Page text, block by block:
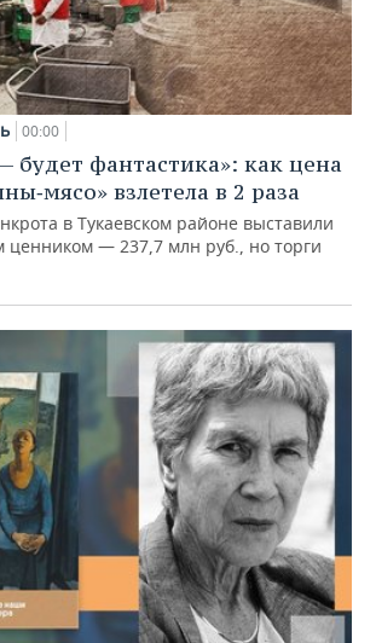
00:00
будет фантастика»: как цена
взлетела в 2 раза
в Тукаевском районе выставили
ценником — 237,7 млн руб., но торги